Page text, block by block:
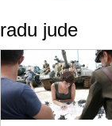
radu jude